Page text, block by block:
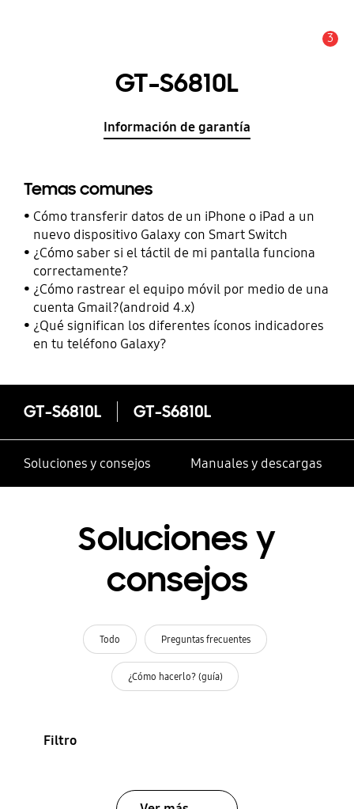
3
GT-S6810L
Información de garantía
Temas comunes
Cómo transferir datos de un iPhone o iPad a un
nuevo dispositivo Galaxy con Smart Switch
¿Cómo saber si el táctil de mi pantalla funciona
correctamente?
¿Cómo rastrear el equipo móvil por medio de una
cuenta Gmail?(android 4.x)
¿Qué significan los diferentes íconos indicadores
en tu teléfono Galaxy?
GT-S6810L GT-S6810L
Soluciones y consejos Manuales y descargas
Soluciones y
consejos
Todo Preguntas frecuentes
¿Cómo hacerlo? (guía)
Filtro